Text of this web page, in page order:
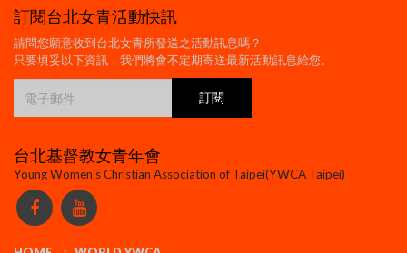
訂閱台北女青活動快訊
請問您願意收到台北女青所發送之活動訊息嗎？
只要填妥以下資訊，我們將會不定期寄送最新活動訊息給您。
台北基督教女青年會
Young Women's Christian Association of Taipei(YWCA Taipei)